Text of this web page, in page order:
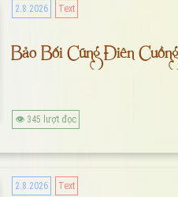
2.8.2026 Text
Bảo Bối Cũng Điên Cuồng
👁 345 lượt đọc
2.8.2026 Text